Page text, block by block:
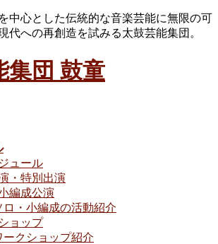
中心とした伝統的な音楽芸能に無限の可
代への再創造を試みる太鼓芸能集団。
ュール
・特別出演
編成公演
ロ・小編成の活動紹介
ョップ
ークショップ紹介